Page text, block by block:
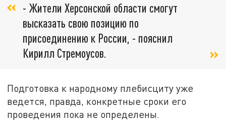
- Жители Херсонской области смогут
высказать свою позицию по
присоединению к России, - пояснил
Кирилл Стремоусов.
Подготовка к народному плебисциту уже
ведется, правда, конкретные сроки его
проведения пока не определены.